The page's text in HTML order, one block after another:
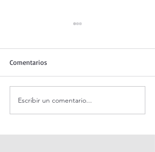
Santo Rosario de hoy
sábado. Misterios Gozosos.
Comentarios
Escribir un comentario...